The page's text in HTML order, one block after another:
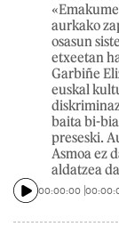
aurkako
osasun
etxeetan
Garbiñe
euskal
baita bi-
preseski.
Asmoa ez
aldatzea
00:00:00